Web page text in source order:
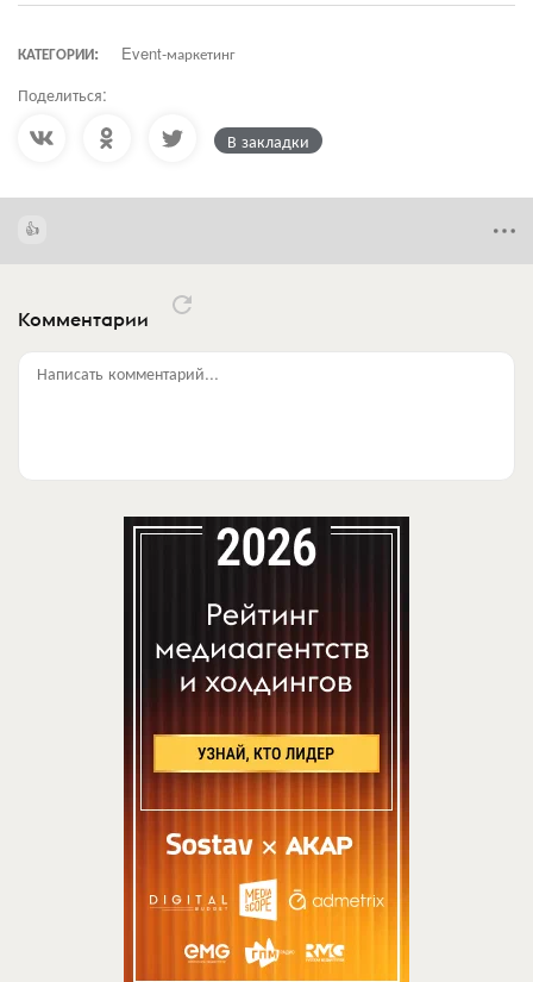
КАТЕГОРИИ: Event-маркетинг
Поделиться:
В закладки
Комментарии
Написать комментарий...